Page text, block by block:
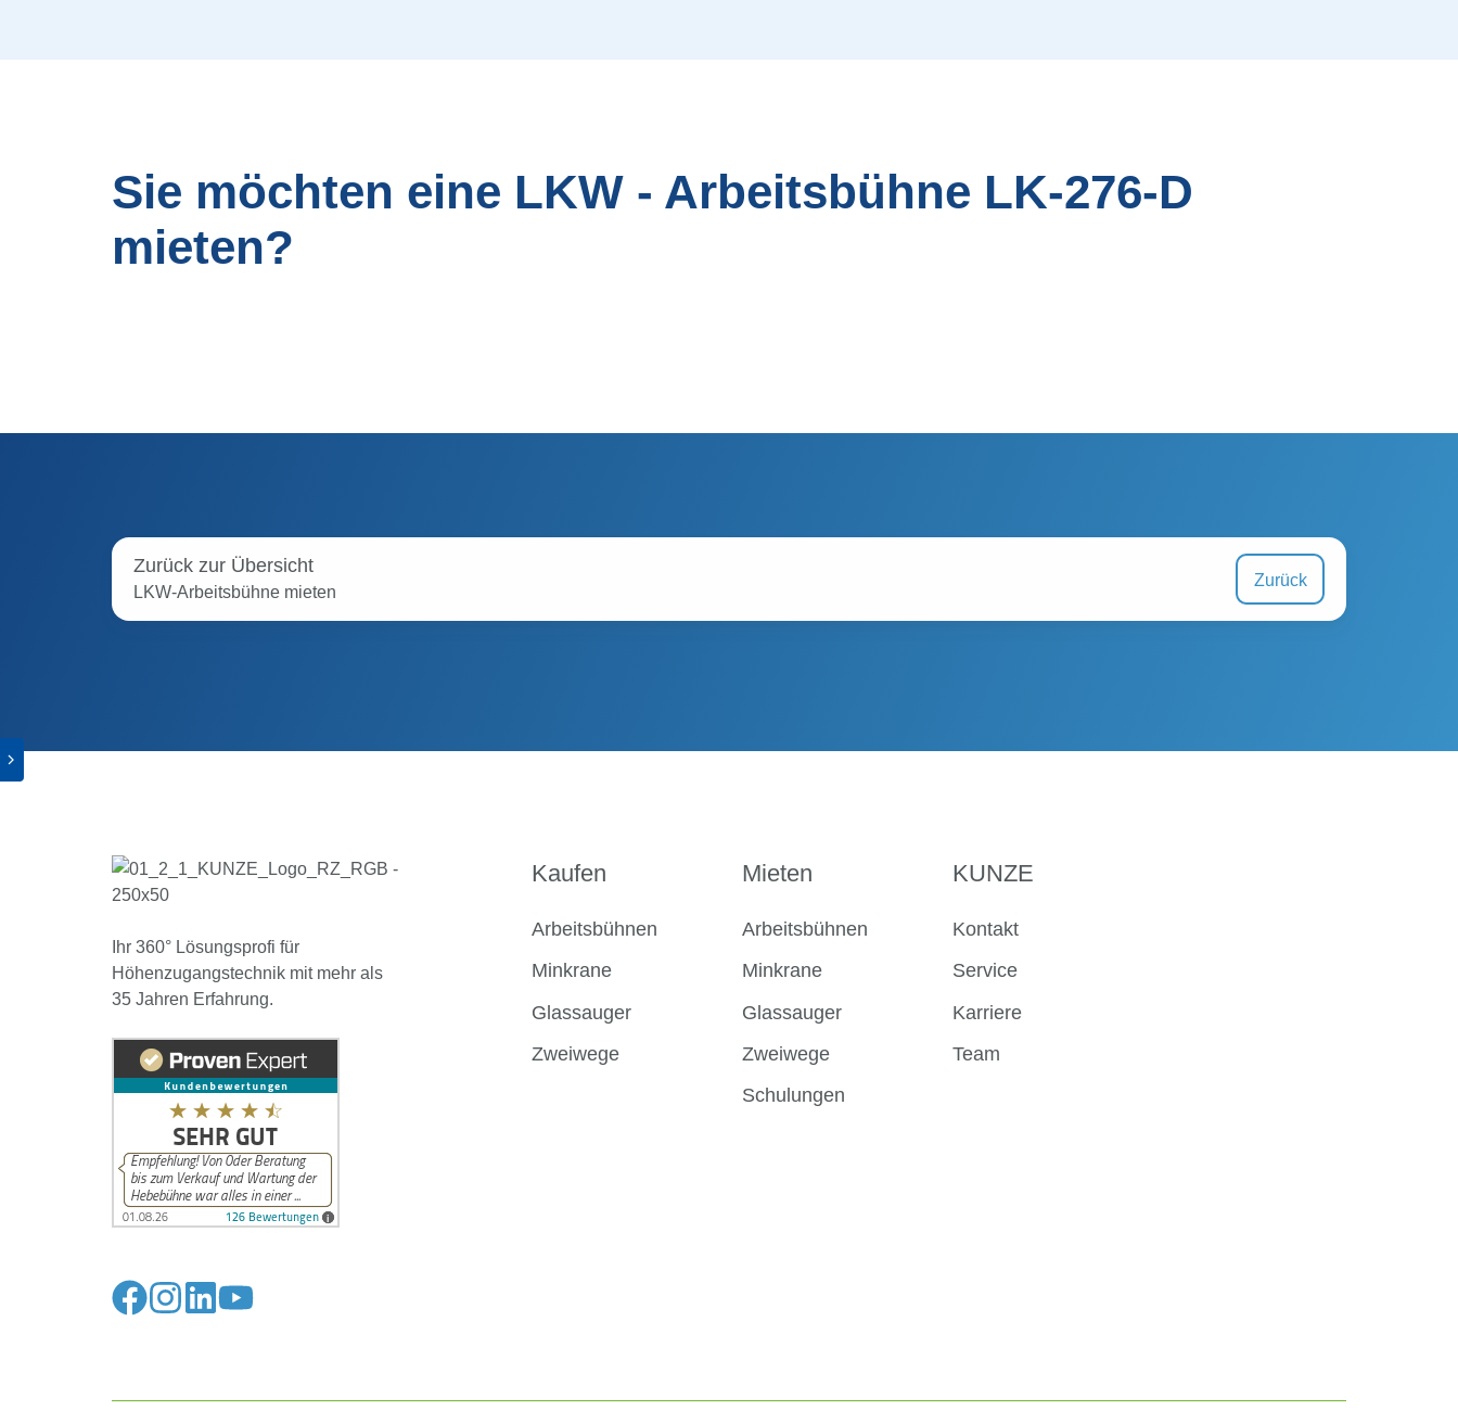
Sie möchten eine LKW - Arbeitsbühne LK-276-D
mieten?
Zurück zur Übersicht
LKW-Arbeitsbühne mieten
Zurück
Ihr 360° Lösungsprofi für
Höhenzugangstechnik mit mehr als
35 Jahren Erfahrung.
Kaufen
Arbeitsbühnen
Minkrane
Glassauger
Zweiwege
Mieten
Arbeitsbühnen
Minkrane
Glassauger
Zweiwege
Schulungen
KUNZE
Kontakt
Service
Karriere
Team